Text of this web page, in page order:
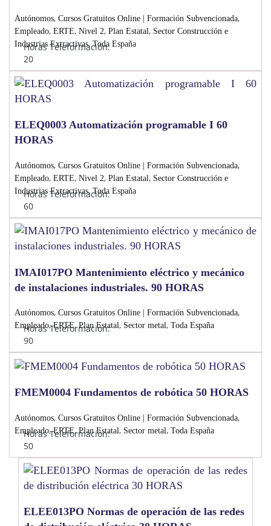
Autónomos, Cursos Gratuitos Online | Formación Subvencionada,
Empleado, ERTE, Nivel 2, Plan Estatal, Sector Construcción e
Industrias Extractivas,Toda España
Horas Teleformación:
20
ELEQ0003 Automatización programable I 60
HORAS
Autónomos, Cursos Gratuitos Online | Formación Subvencionada,
Empleado, ERTE, Nivel 2, Plan Estatal, Sector Construcción e
Industrias Extractivas,Toda España
Horas Teleformación:
60
IMAI017PO Mantenimiento eléctrico y mecánico
de instalaciones industriales. 90 HORAS
Autónomos, Cursos Gratuitos Online | Formación Subvencionada,
Empleado,ERTE,Plan Estatal, Sector metal, Toda España
Horas Teleformación:
90
FMEM0004 Fundamentos de robótica 50 HORAS
Autónomos, Cursos Gratuitos Online | Formación Subvencionada,
Empleado,ERTE,Plan Estatal, Sector metal, Toda España
Horas Teleformación:
50
ELEE013PO Normas de operación de las redes